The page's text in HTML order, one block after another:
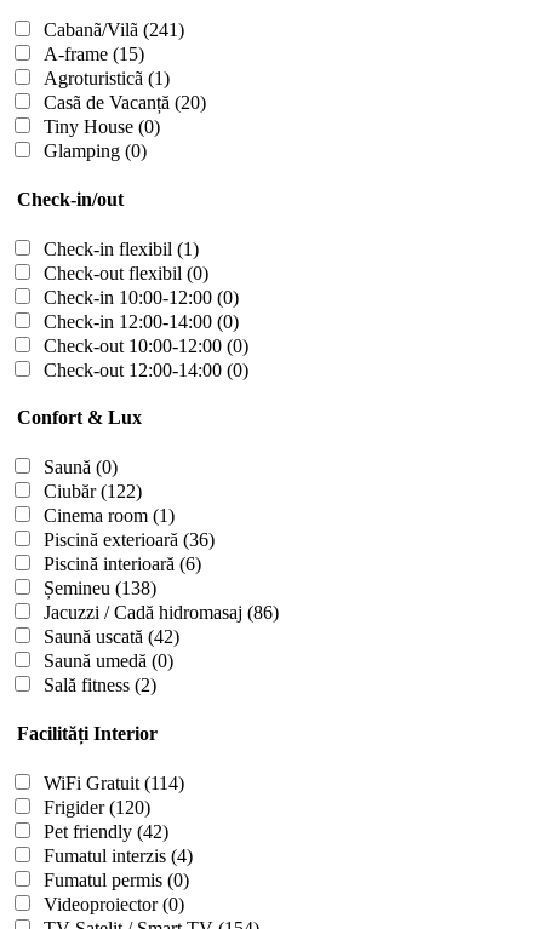
Cabanã/Vilã (241)
A-frame (15)
Agroturisticã (1)
Casã de Vacanță (20)
Tiny House (0)
Glamping (0)
Check-in/out
Check-in flexibil (1)
Check-out flexibil (0)
Check-in 10:00-12:00 (0)
Check-in 12:00-14:00 (0)
Check-out 10:00-12:00 (0)
Check-out 12:00-14:00 (0)
Confort & Lux
Saună (0)
Ciubăr(122)
Cinema room (1)
Piscină exterioară (36)
Piscină interioară (6)
Șemineu (138)
Jacuzzi / Cadă hidromasaj (86)
Saună uscată (42)
Saună umedă (0)
Sală fitness (2)
Facilități Interior
WiFi Gratuit (114)
Frigider(120)
Pet friendly (42)
Fumatul interzis (4)
Fumatul permis (0)
Videoproiector(0)